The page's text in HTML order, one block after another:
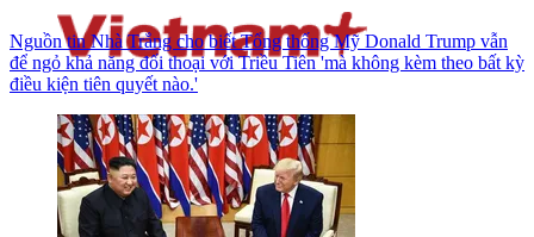
Nguồn tin Nhà Trắng cho biết Tổng thống Mỹ Donald Trump vẫn
để ngỏ khả năng đối thoại với Triều Tiên 'mà không kèm theo bất kỳ
điều kiện tiên quyết nào.'